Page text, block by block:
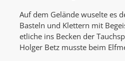
Auf dem Gelände wuselte es
Basteln und Klettern mit
etliche ins Becken der
Holger Betz musste beim